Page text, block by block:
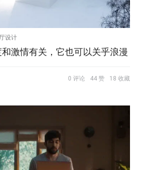
设计
激情有关，它也可以关乎浪漫
0 评论 44 赞 18 收藏